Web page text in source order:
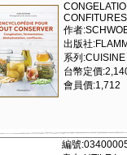
作者
出版社
系列:CUISINE
台幣定價
會員價:1,712
編號